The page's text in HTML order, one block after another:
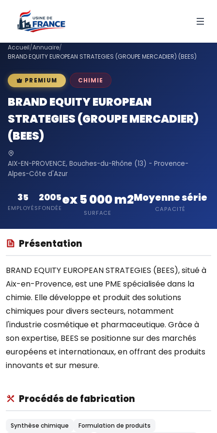
Accueil/Annuaire/
BRAND EQUITY EUROPEAN STRATEGIES (GROUPE MERCADIER) (BEES)
PREMIUM CHIMIE
BRAND EQUITY EUROPEAN
STRATEGIES (GROUPE MERCADIER)
(BEES)
AIX-EN-PROVENCE, Bouches-du-Rhône (13) - Provence-
Alpes-Côte d'Azur
35
EMPLOYÉS
2005
FONDÉE
ex 5 000 m2
SURFACE
Moyenne série
CAPACITÉ
Présentation
BRAND EQUITY EUROPEAN STRATEGIES (BEES), situé à
Aix-en-Provence, est une PME spécialisée dans la
chimie. Elle développe et produit des solutions
chimiques pour divers secteurs, notamment
l'industrie cosmétique et pharmaceutique. Grâce à
son expertise, BEES se positionne sur des marchés
européens et internationaux, en offrant des produits
innovants et sur mesure.
Procédés de fabrication
Synthèse chimique
Formulation de produits